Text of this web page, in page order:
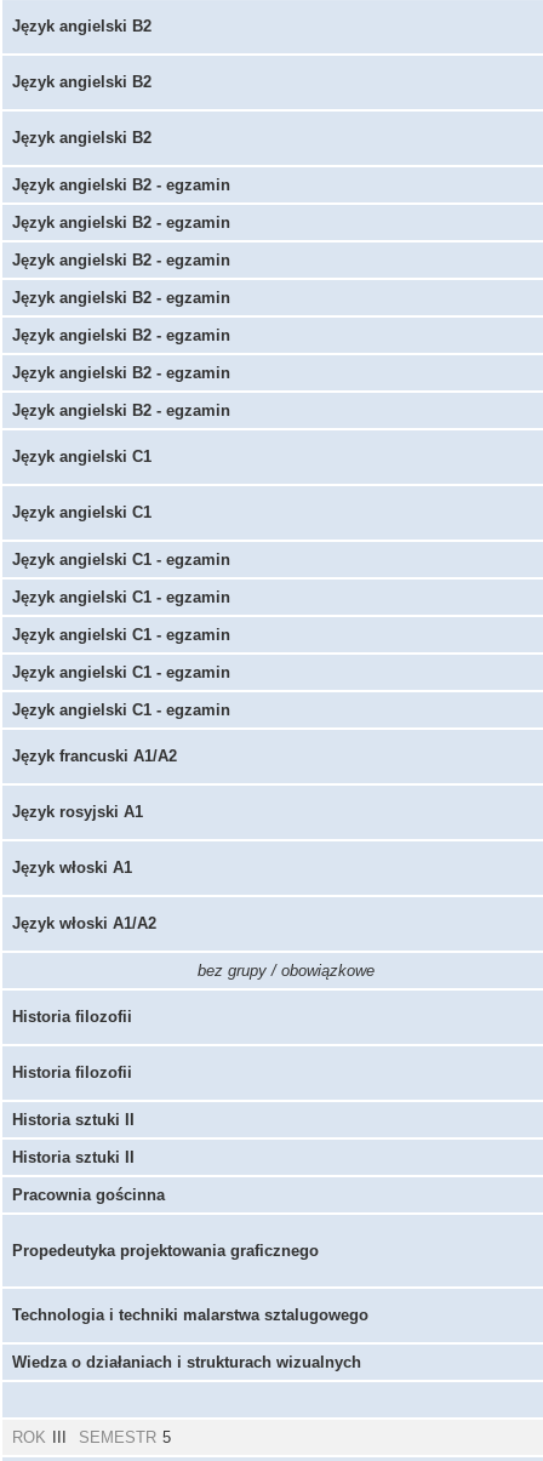
Język angielski B2
Język angielski B2
Język angielski B2
Język angielski B2 - egzamin
Język angielski B2 - egzamin
Język angielski B2 - egzamin
Język angielski B2 - egzamin
Język angielski B2 - egzamin
Język angielski B2 - egzamin
Język angielski B2 - egzamin
Język angielski C1
Język angielski C1
Język angielski C1 - egzamin
Język angielski C1 - egzamin
Język angielski C1 - egzamin
Język angielski C1 - egzamin
Język angielski C1 - egzamin
Język francuski A1/A2
Język rosyjski A1
Język włoski A1
Język włoski A1/A2
bez grupy / obowiązkowe
Historia filozofii
Historia filozofii
Historia sztuki II
Historia sztuki II
Pracownia gościnna
Propedeutyka projektowania graficznego
Technologia i techniki malarstwa sztalugowego
Wiedza o działaniach i strukturach wizualnych
ROK SEMESTR 5